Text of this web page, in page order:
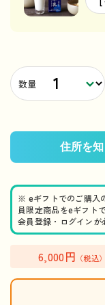
数量
※ eギフトでのご購入
員限定商品をeギフト
会員登録・ログインが
6,000円 （税込